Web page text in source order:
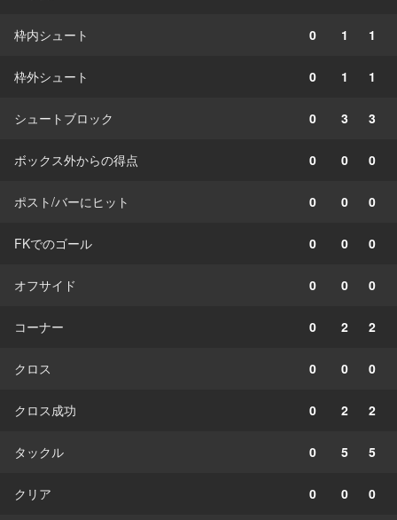
枠内シュート 0 1 1
枠外シュート 0 1 1
シュートブロック 0 3 3
ボックス外からの得点 0 0 0
ポスト/バーにヒット 0 0 0
FKでのゴール 0 0 0
オフサイド 0 0 0
コーナー 0 2 2
クロス 0 0 0
クロス成功 0 2 2
タックル 0 5 5
クリア 0 0 0